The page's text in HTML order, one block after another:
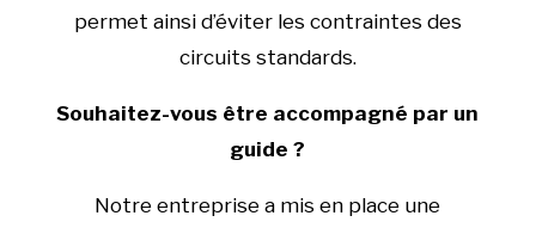
permet ainsi d’éviter les contraintes des
circuits standards.
Souhaitez-vous être accompagné par un
guide ?
Notre entreprise a mis en place une